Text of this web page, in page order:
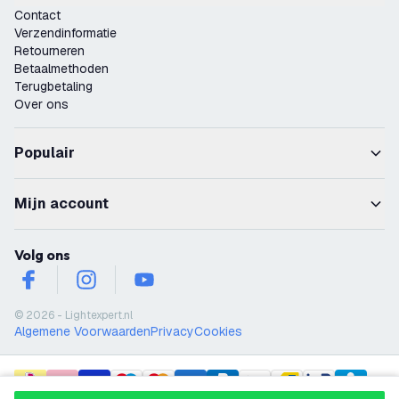
Contact
Verzendinformatie
Retourneren
Betaalmethoden
Terugbetaling
Over ons
Populair
Mijn account
Volg ons
facebookinstagramyoutube
© 2026 - Lightexpert.nl
Algemene VoorwaardenPrivacyCookies